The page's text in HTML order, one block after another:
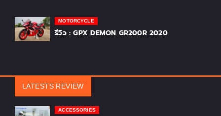
MOTORCYCLE
รีวิว : GPX DEMON GR200R 2020
LATESTS REVIEW
ACCESSORIES